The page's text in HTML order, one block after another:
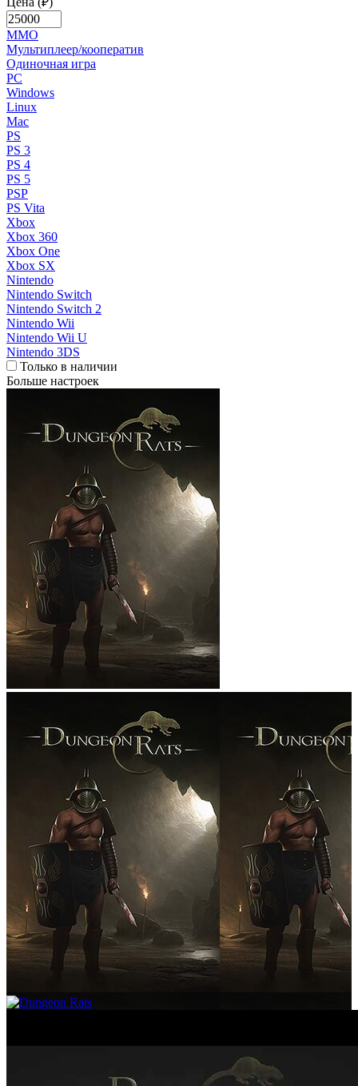
MMO
Мультиплеер/кооператив
Одиночная игра
PC
Windows
Linux
Mac
PS
PS 3
PS 4
PS 5
PSP
PS Vita
Xbox
Xbox 360
Xbox One
Xbox SX
Nintendo
Nintendo Switch
Nintendo Switch 2
Nintendo Wii
Nintendo Wii U
Nintendo 3DS
Только в наличии
Больше настроек